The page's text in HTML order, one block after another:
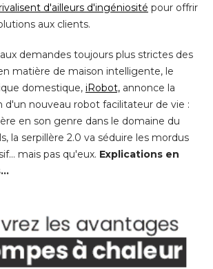
d'ailleurs d'ingéniosité pour offrir
aux clients.
demandes toujours plus strictes des
matière de maison intelligente, le
domestique, iRobot, annonce la
d'un nouveau robot facilitateur de vie :
en son genre dans le domaine du
la serpillère 2.0 va séduire les mordus
mais pas qu'eux. Explications en